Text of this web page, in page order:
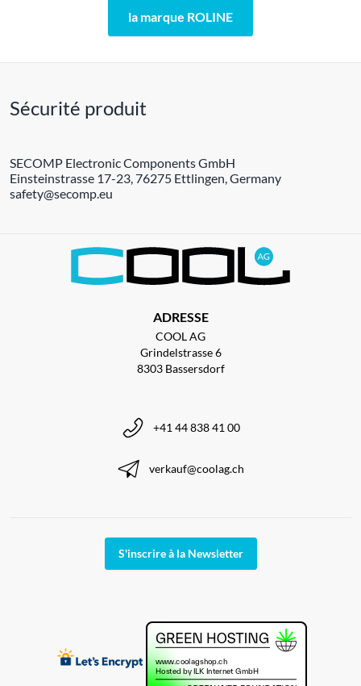
la marque ROLINE
Sécurité produit
SECOMP Electronic Components GmbH
Einsteinstrasse 17-23, 76275 Ettlingen, Germany
safety@secomp.eu
ADRESSE
COOL AG
Grindelstrasse 6
8303 Bassersdorf
+41 44 838 41 00
verkauf@coolag.ch
S'inscrire à la Newsletter